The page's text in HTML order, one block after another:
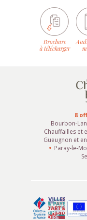
Brochure
à télécharger
8
Bourbon-
Chauffailles et
Gueugnon et
Paray-le-